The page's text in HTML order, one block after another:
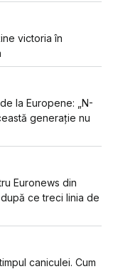
victoria în
la Europene: „N-
generație nu
Euronews din
ce treci linia de
caniculei. Cum